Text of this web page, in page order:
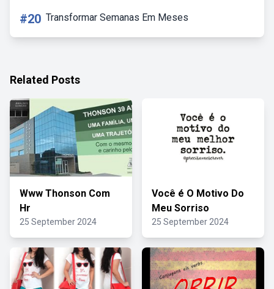
#20 Transformar Semanas Em Meses
Related Posts
Www Thonson Com
Hr
25 September 2024
Você é O Motivo Do
Meu Sorriso
25 September 2024